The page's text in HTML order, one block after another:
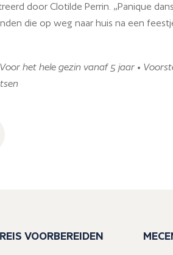
door Clotilde Perrin. „Panique
die op weg naar huis na een
het hele gezin vanaf 5 jaar •
VOORBEREIDEN